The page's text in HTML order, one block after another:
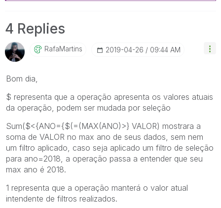
4 Replies
RafaMartins ‎2019-04-26 09:44 AM
Bom dia,
$ representa que a operação apresenta os valores atuais
da operação, podem ser mudada por seleção
Sum($<{ANO={$(=(MAX(ANO)>} VALOR) mostrara a
soma de VALOR no max ano de seus dados, sem nem
um filtro aplicado, caso seja aplicado um filtro de seleção
para ano=2018, a operação passa a entender que seu
max ano é 2018.
1 representa que a operação manterá o valor atual
intendente de filtros realizados.